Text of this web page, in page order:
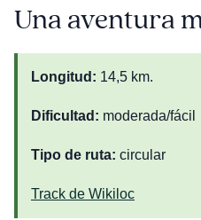
Una aventura
Longitud: 14,5 km.
Dificultad: moderada/fácil
Tipo de ruta: circular
Track de Wikiloc